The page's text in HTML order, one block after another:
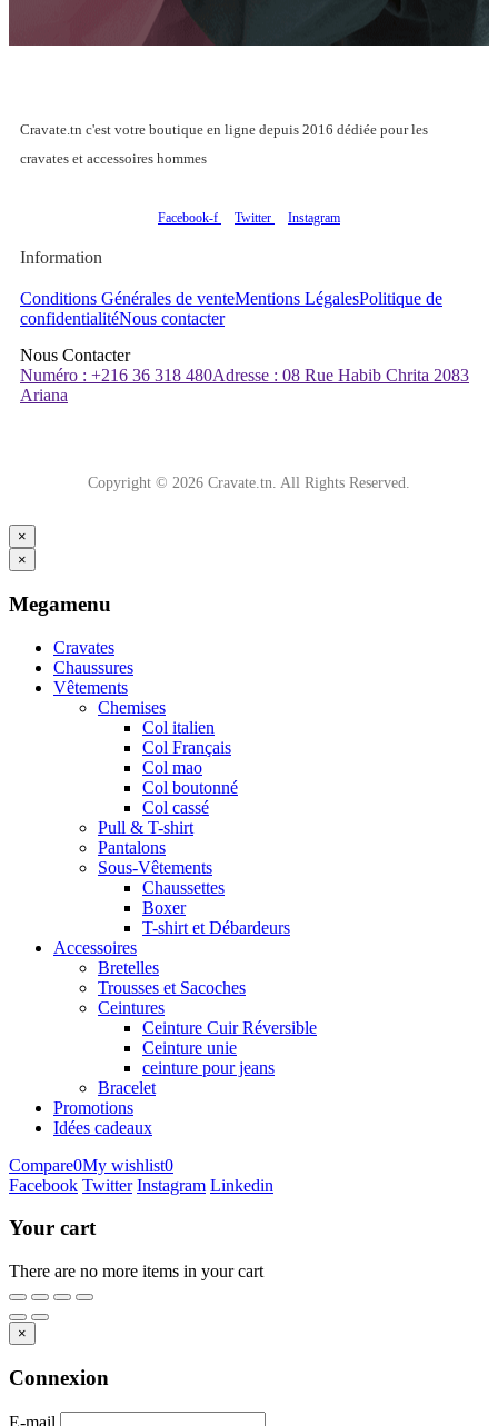
Cravate.tn c'est votre boutique en ligne depuis 2016 dédiée pour les
cravates et accessoires hommes
Facebook-f Twitter Instagram
Information
Conditions Générales de venteMentions LégalesPolitique de
confidentialitéNous contacter
Nous Contacter
Numéro : +216 36 318 480Adresse : 08 Rue Habib Chrita 2083
Ariana
Copyright © 2026 Cravate.tn. All Rights Reserved.
×
×
Megamenu
Cravates
Chaussures
Vêtements
Chemises
Col italien
Col Français
Col mao
Col boutonné
Col cassé
Pull & T-shirt
Pantalons
Sous-Vêtements
Chaussettes
Boxer
T-shirt et Débardeurs
Accessoires
Bretelles
Trousses et Sacoches
Ceintures
Ceinture Cuir Réversible
Ceinture unie
ceinture pour jeans
Bracelet
Promotions
Idées cadeaux
Compare0My wishlist0
Facebook Twitter Instagram Linkedin
Your cart
There are no more items in your cart
×
Connexion
E-mail